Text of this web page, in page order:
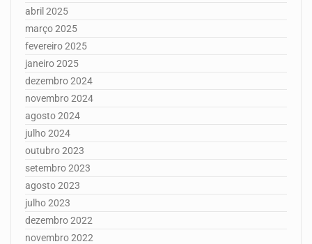
abril 2025
março 2025
fevereiro 2025
janeiro 2025
dezembro 2024
novembro 2024
agosto 2024
julho 2024
outubro 2023
setembro 2023
agosto 2023
julho 2023
dezembro 2022
novembro 2022